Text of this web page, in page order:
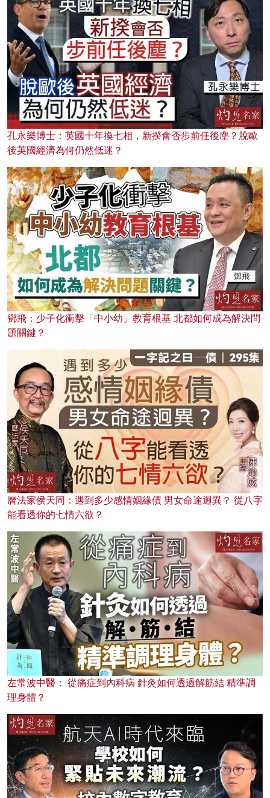
孔永樂博士：英國十年換七相，新揆會否步前任後塵？脫歐
後英國經濟為何仍然低迷？
鄧飛：少子化衝擊「中小幼」教育根基 北都如何成為解決問
題關鍵？
曆法家侯天同：遇到多少感情姻緣債 男女命途迥異？ 從八字
能看透你的七情六欲？
左常波中醫： 從痛症到內科病 針灸如何透過解筋結 精準調
理身體？